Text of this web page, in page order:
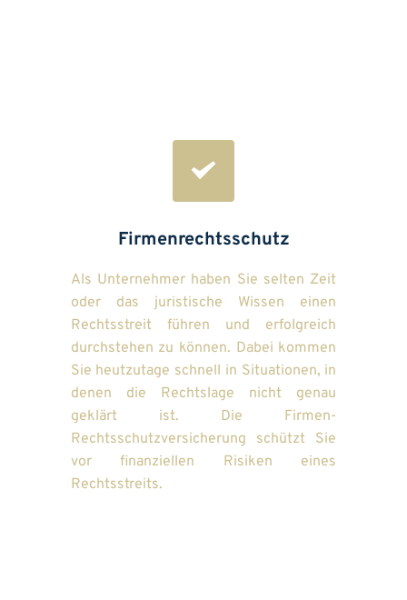
Firmenrechtsschutz
Als Unternehmer haben Sie selten Zeit
oder das juristische Wissen einen
Rechtsstreit führen und erfolgreich
durchstehen zu können. Dabei kommen
Sie heutzutage schnell in Situationen, in
denen die Rechtslage nicht genau
geklärt ist. Die Firmen-
Rechtsschutzversicherung schützt Sie
vor finanziellen Risiken eines
Rechtsstreits.